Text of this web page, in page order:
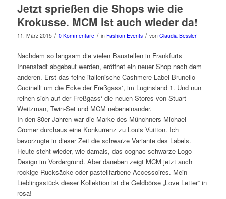
Jetzt sprießen die Shops wie die
Krokusse. MCM ist auch wieder da!
11. März 2015 / 0 Kommentare / in Fashion Events / von Claudia Bessler
Nachdem so langsam die vielen Baustellen in Frankfurts
Innenstadt abgebaut werden, eröffnet ein neuer Shop nach dem
anderen. Erst das feine italienische Cashmere-Label Brunello
Cucinelli um die Ecke der Freßgass‘, im Luginsland 1. Und nun
reihen sich auf der Freßgass‘ die neuen Stores von Stuart
Weitzman, Twin-Set und MCM nebeneinander.
In den 80er Jahren war die Marke des Münchners Michael
Cromer durchaus eine Konkurrenz zu Louis Vuitton. Ich
bevorzugte in dieser Zeit die schwarze Variante des Labels.
Heute steht wieder, wie damals, das cognac-schwarze Logo-
Design im Vordergrund. Aber daneben zeigt MCM jetzt auch
rockige Rucksäcke oder pastellfarbene Accessoires. Mein
Lieblingsstück dieser Kollektion ist die Geldbörse „Love Letter“ in
rosa!